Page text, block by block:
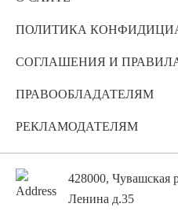
ПОЛИТИКА
СОГЛАШЕНИЯ И
ПРАВООБЛАДАТЕЛЯМ
РЕКЛАМОДАТЕЛЯМ
428000, Чувашская
Ленина д.35